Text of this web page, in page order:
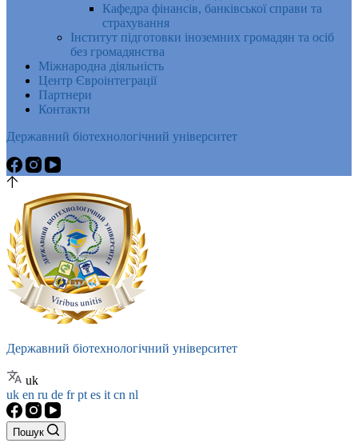
Кафедра фінансів, банківської справи та
страхування
Інститут підготовки іноземних громадян та осіб
без громадянства
Міжнародна діяльність
Центр Євроінтеграції
Партнери
Контакти
Державний біотехнологічний університет
Державний біотехнологічний університет
uk
uk en ru de frpt es it cn nl
Пошук